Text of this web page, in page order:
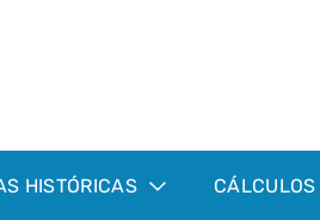
HISTÓRICAS CÁLCULOS